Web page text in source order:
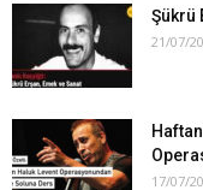
Şükrü
21/07/
17/07/